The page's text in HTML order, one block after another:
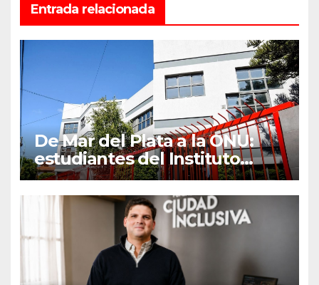
Entrada relacionada
De Mar del Plata a la ONU:
estudiantes del Instituto
Juvenilia representarán a la
Argentina en el mayor
Modelo de Naciones Unidas
del mundo